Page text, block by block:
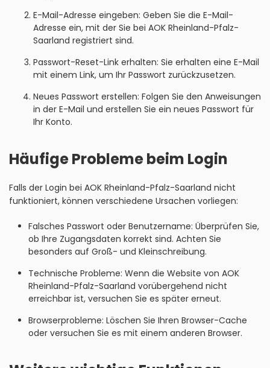
E-Mail-Adresse eingeben: Geben Sie die E-Mail-
Adresse ein, mit der Sie bei AOK Rheinland-Pfalz-
Saarland registriert sind.
Passwort-Reset-Link erhalten: Sie erhalten eine E-Mail
mit einem Link, um Ihr Passwort zurückzusetzen.
Neues Passwort erstellen: Folgen Sie den Anweisungen
in der E-Mail und erstellen Sie ein neues Passwort für
Ihr Konto.
Häufige Probleme beim Login
Falls der Login bei AOK Rheinland-Pfalz-Saarland nicht
funktioniert, können verschiedene Ursachen vorliegen:
Falsches Passwort oder Benutzername: Überprüfen Sie,
ob Ihre Zugangsdaten korrekt sind. Achten Sie
besonders auf Groß- und Kleinschreibung.
Technische Probleme: Wenn die Website von AOK
Rheinland-Pfalz-Saarland vorübergehend nicht
erreichbar ist, versuchen Sie es später erneut.
Browserprobleme: Löschen Sie Ihren Browser-Cache
oder versuchen Sie es mit einem anderen Browser.